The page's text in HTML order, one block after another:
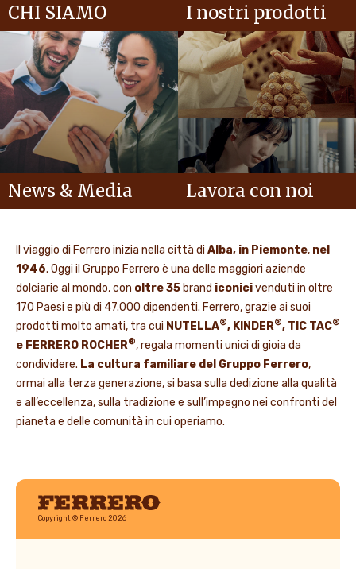
CHI SIAMO I nostri prodotti
News & Media Lavora con noi
Il viaggio di Ferrero inizia nella città di Alba, in Piemonte, nel
1946. Oggi il Gruppo Ferrero è una delle maggiori aziende
dolciarie al mondo, con oltre 35 brand iconicivenduti in oltre
170 Paesi e più di 47.000 dipendenti. Ferrero, grazie ai suoi
prodotti molto amati, tra cui NUTELLA®, KINDER®, TIC TAC®
e FERRERO ROCHER®, regala momenti unici di gioia da
condividere. La cultura familiare del Gruppo Ferrero,
ormai alla terza generazione, si basa sulla dedizione alla qualità
e all’eccellenza, sulla tradizione e sull’impegno nei confronti del
pianeta e delle comunità in cui operiamo.
Ferrero
Copyright © Ferrero 2026